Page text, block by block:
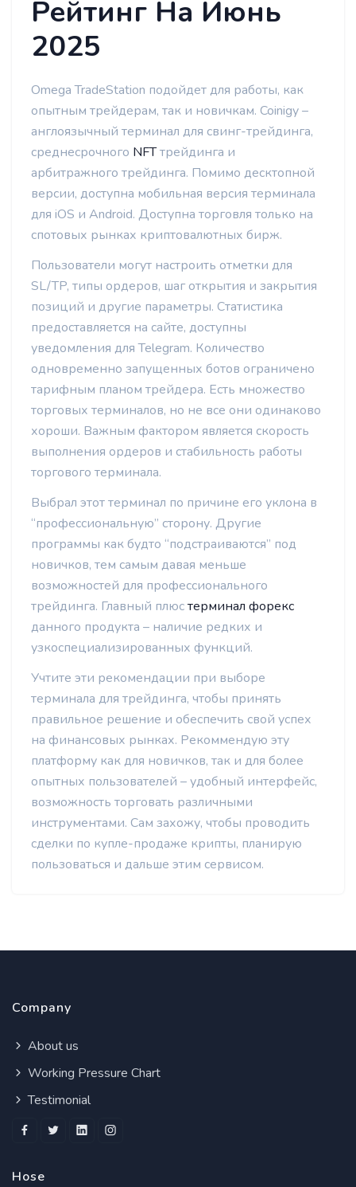
Рейтинг На Июнь
2025
Omega TradeStation подойдет для работы, как
опытным трейдерам, так и новичкам. Coinigy –
англоязычный терминал для свинг-трейдинга,
среднесрочного NFTтрейдинга и
арбитражного трейдинга. Помимо десктопной
версии, доступна мобильная версия терминала
для iOS и Android. Доступна торговля только на
спотовых рынках криптовалютных бирж.
Пользователи могут настроить отметки для
SL/TP, типы ордеров, шаг открытия и закрытия
позиций и другие параметры. Статистика
предоставляется на сайте, доступны
уведомления для Telegram. Количество
одновременно запущенных ботов ограничено
тарифным планом трейдера. Есть множество
торговых терминалов, но не все они одинаково
хороши. Важным фактором является скорость
выполнения ордеров и стабильность работы
торгового терминала.
Выбрал этот терминал по причине его уклона в
“профессиональную” сторону. Другие
программы как будто “подстраиваются” под
новичков, тем самым давая меньше
возможностей для профессионального
трейдинга. Главный плюстерминал форекс
данного продукта – наличие редких и
узкоспециализированных функций.
Учтите эти рекомендации при выборе
терминала для трейдинга, чтобы принять
правильное решение и обеспечить свой успех
на финансовых рынках. Рекоммендую эту
платформу как для новичков, так и для более
опытных пользователей – удобный интерфейс,
возможность торговать различными
инструментами. Сам захожу, чтобы проводить
сделки по купле-продаже крипты, планирую
пользоваться и дальше этим сервисом.
Company
About us
Working Pressure Chart
Testimonial
Hose